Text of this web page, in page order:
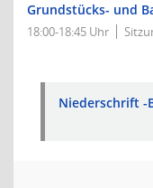
Grundstücks- und
18:00-18:45 Uhr
Niederschrift -